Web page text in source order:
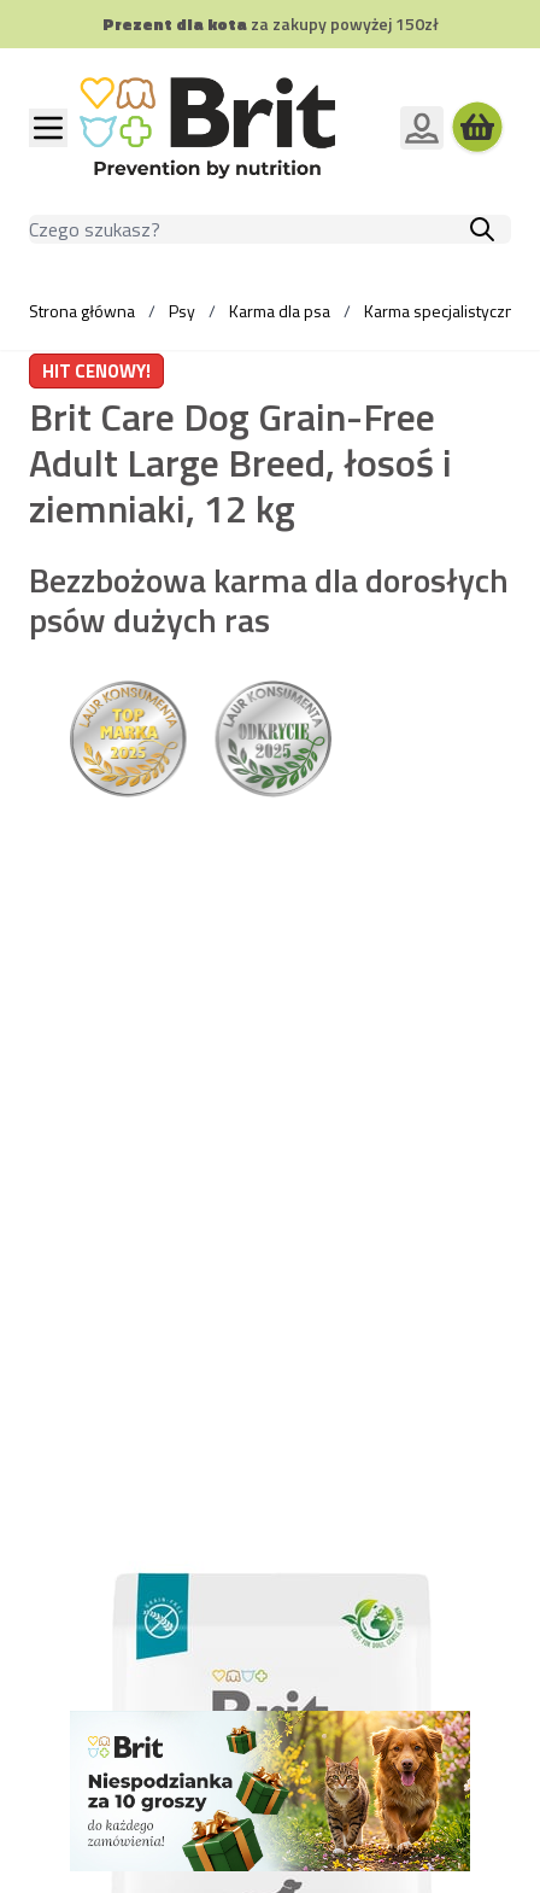
Prezent dla kotaza zakupy powyżej 150zł
Przejdź do treści
Szukaj
Strona główna / Psy / Karma dla psa / Karma specjalistyczna
HIT CENOWY!
Brit Care Dog Grain-Free
Adult Large Breed, łosoś i
ziemniaki, 12 kg
Bezzbożowa karma dla dorosłych
psów dużych ras